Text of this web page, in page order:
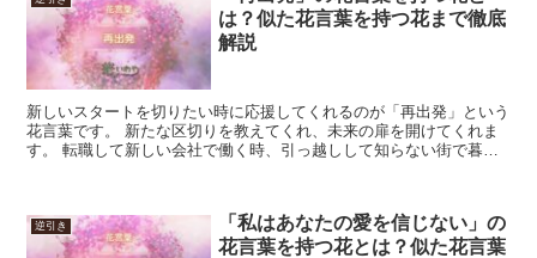
は？似た花言葉を持つ花まで徹底
解説
新しいスタートを切りたい時に応援してくれるのが「再出発」という
花言葉です。 新たな区切りを教えてくれ、未来の扉を開けてくれま
す。 転職して新しい会社で働く時、引っ越しして知らない街で暮ら
逆引き
「私はあなたの愛を信じない」の
花言葉を持つ花とは？似た花言葉